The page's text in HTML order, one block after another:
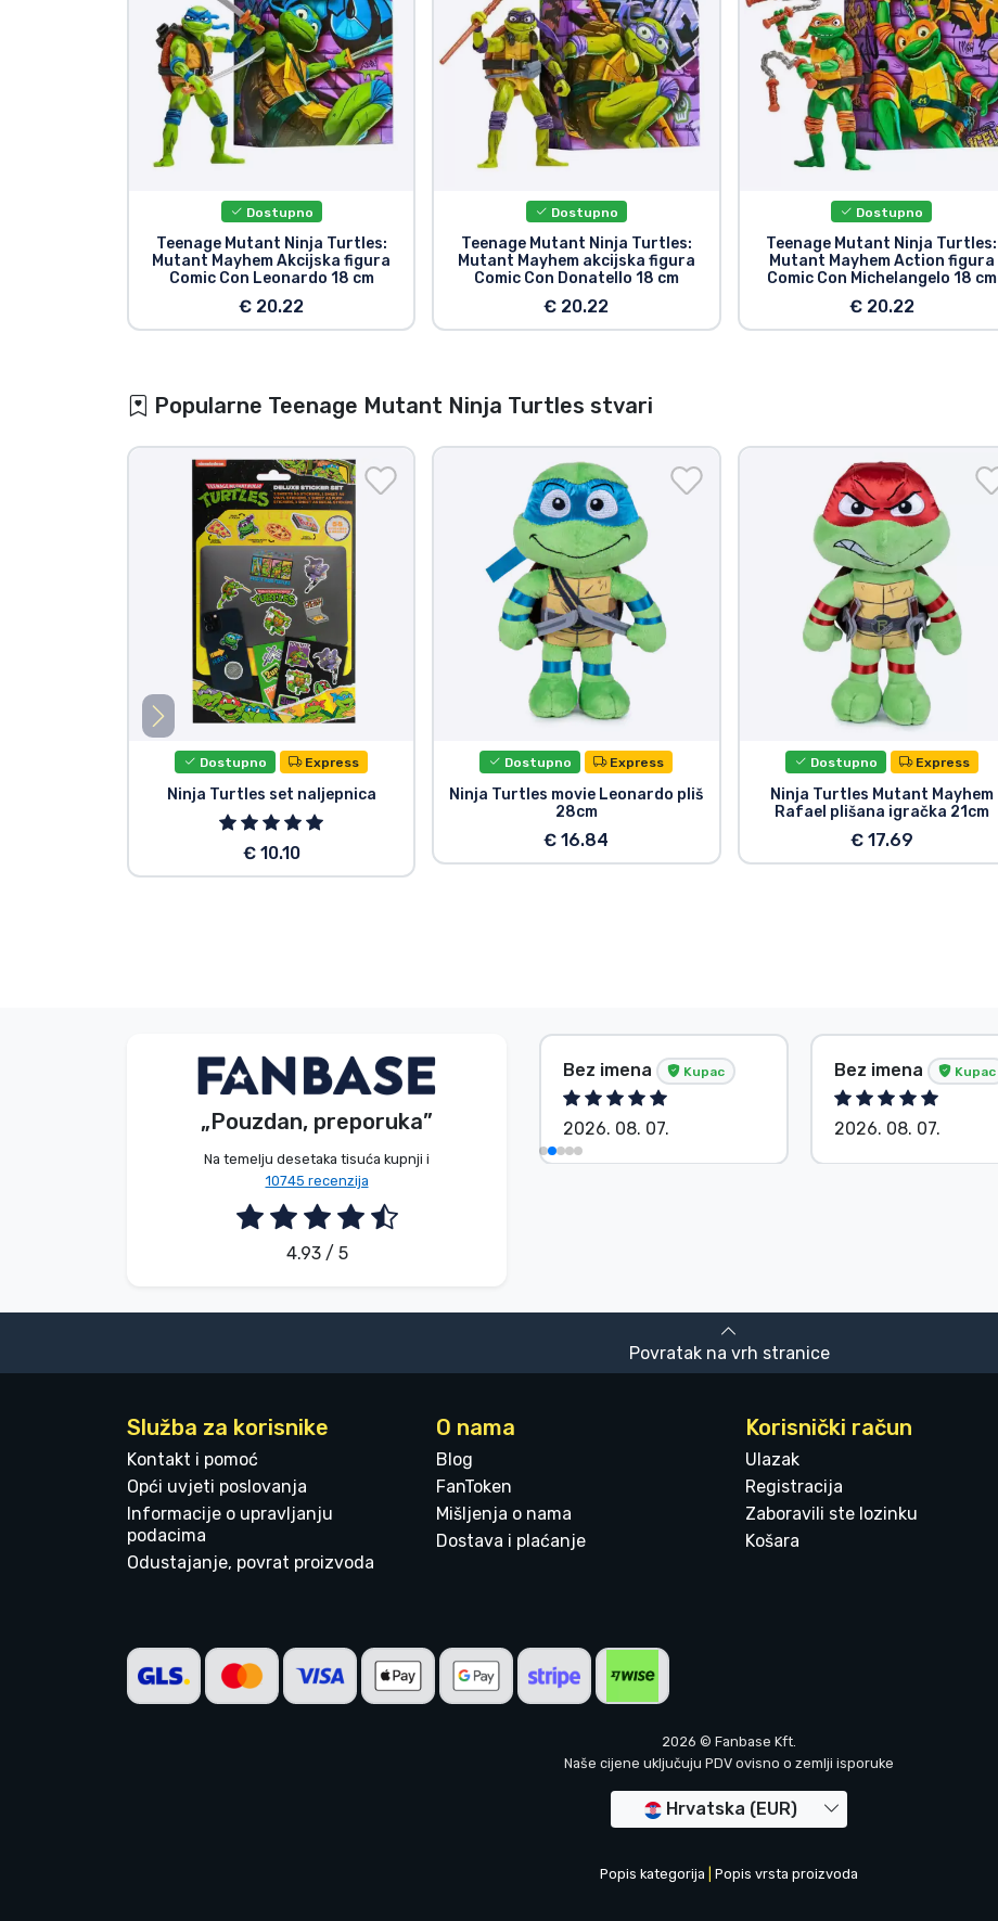
Dostupno
Teenage Mutant Ninja Turtles:
Mutant Mayhem Akcijska figura
Comic Con Leonardo 18 cm
€ 20.22
Dostupno
Teenage Mutant Ninja Turtles:
Mutant Mayhem akcijska figura
Comic Con Donatello 18 cm
€ 20.22
Dostupno
Teenage Mutant Ninja Turtles:
Mutant Mayhem Action figura
Comic Con Michelangelo 18 cm
€ 20.22
Popularne Teenage Mutant Ninja Turtles stvari
Dostupno Express
Ninja Turtles set naljepnica
€ 10.10
Dostupno Express
Ninja Turtles movie Leonardo pliš
28cm
€ 16.84
Dostupno Express
Ninja Turtles Mutant Mayhem
Rafael plišana igračka 21cm
€ 17.69
„Pouzdan, preporuka”
Na temelju desetaka tisuća kupnji i
10745 recenzija
4.93 / 5
Bez imena Kupac
2026. 08. 08.
Bez imena Kupac
2026. 08. 07.
Bez imena Kupac
2026. 08. 07.
Povratak na vrh stranice
Služba za korisnike
Kontakt i pomoć
Opći uvjeti poslovanja
Informacije o upravljanju
podacima
Odustajanje, povrat proizvoda
O nama
Blog
FanToken
Mišljenja o nama
Dostava i plaćanje
Korisnički račun
Ulazak
Registracija
Zaboravili ste lozinku
Košara
2026 © Fanbase Kft.
Naše cijene uključuju PDV ovisno o zemlji isporuke
Hrvatska (EUR)
Popis kategorija Popis vrsta proizvoda